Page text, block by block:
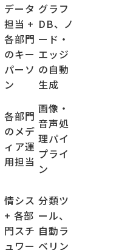
データ
担当 +
各部門
のキー
パーソ
ン
グラフ
DB、ノ
ード・
エッジ
の自動
生成
各部門
のメデ
ィア運
用担当
画像・
音声処
理パイ
プライ
ン
情シス
+ 各部
門スチ
ュワー
分類ツ
ール、
自動ラ
ベリン